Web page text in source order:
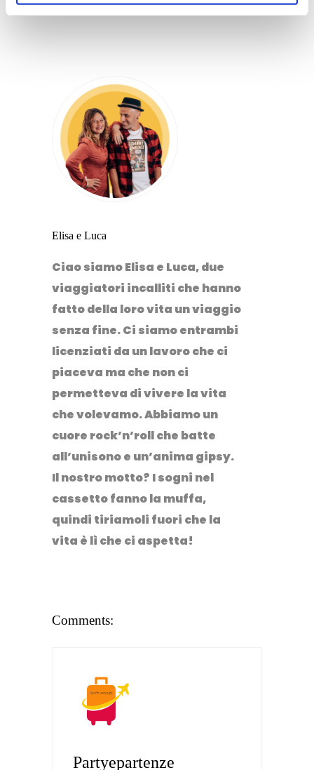
Elisa e Luca
Ciao siamo Elisa e Luca, due
viaggiatori incalliti che hanno
fatto della loro vita un viaggio
senza fine. Ci siamo entrambi
licenziati da un lavoro che ci
piaceva ma che non ci
permetteva di vivere la vita
che volevamo. Abbiamo un
cuore rock’n’roll che batte
all’unisono e un’anima gipsy.
Il nostro motto? I sogni nel
cassetto fanno la muffa,
quindi tiriamoli fuori che la
vita è lì che ci aspetta!
Comments:
Partyepartenze